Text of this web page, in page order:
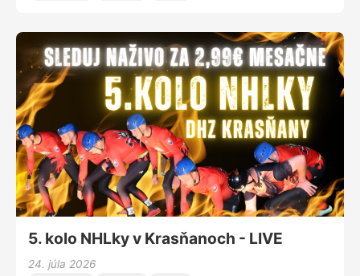
5. kolo NHLky v Krasňanoch - LIVE
24. júla 2026